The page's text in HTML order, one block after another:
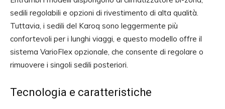
sedili regolabili e opzioni di rivestimento di alta qualità.
Tuttavia, i sedili del Karoq sono leggermente più
confortevoli per i lunghi viaggi, e questo modello offre il
sistema VarioFlex opzionale, che consente di regolare o
rimuovere i singoli sedili posteriori.
Tecnologia e caratteristiche